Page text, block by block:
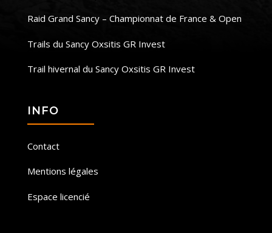
Raid Grand Sancy – Championnat de France & Open
Trails du Sancy Oxsitis GR Invest
Trail hivernal du Sancy Oxsitis GR Invest
INFO
Contact
Mentions légales
Espace licencié